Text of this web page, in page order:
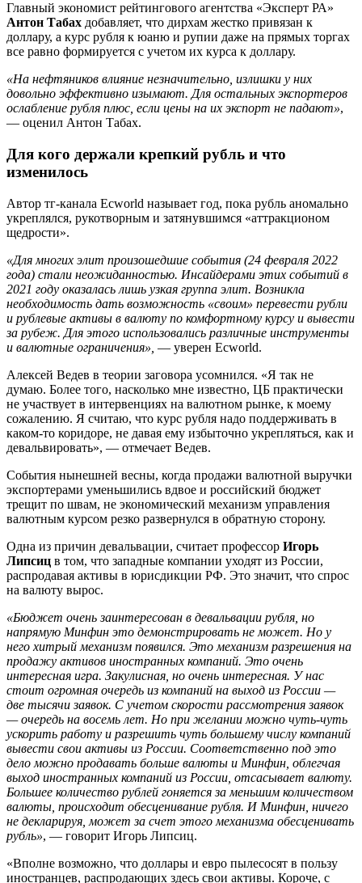
Главный экономист рейтингового агентства «Эксперт РА»
Антон Табах добавляет, что дирхам жестко привязан к
доллару, а курс рубля к юаню и рупии даже на прямых торгах
все равно формируется с учетом их курса к доллару.
«На нефтяников влияние незначительно, излишки у них
довольно эффективно изымают. Для остальных экспортеров
ослабление рубля плюс, если цены на их экспорт не падают»,
— оценил Антон Табах.
Для кого держали крепкий рубль и что
изменилось
Автор тг-канала Ecworld называет год, пока рубль аномально
укреплялся, рукотворным и затянувшимся «аттракционом
щедрости».
«Для многих элит произошедшие события (24 февраля 2022
года) стали неожиданностью. Инсайдерами этих событий в
2021 году оказалась лишь узкая группа элит. Возникла
необходимость дать возможность «своим» перевести рубли
и рублевые активы в валюту по комфортному курсу и вывести
за рубеж. Для этого использовались различные инструменты
и валютные ограничения», — уверен Ecworld.
Алексей Ведев в теории заговора усомнился. «Я так не
думаю. Более того, насколько мне известно, ЦБ практически
не участвует в интервенциях на валютном рынке, к моему
сожалению. Я считаю, что курс рубля надо поддерживать в
каком-то коридоре, не давая ему избыточно укрепляться, как и
девальвировать», — отмечает Ведев.
События нынешней весны, когда продажи валютной выручки
экспортерами уменьшились вдвое и российский бюджет
трещит по швам, не экономический механизм управления
валютным курсом резко развернулся в обратную сторону.
Одна из причин девальвации, считает профессор Игорь
Липсиц в том, что западные компании уходят из России,
распродавая активы в юрисдикции РФ. Это значит, что спрос
на валюту вырос.
«Бюджет очень заинтересован в девальвации рубля, но
напрямую Минфин это демонстрировать не может. Но у
него хитрый механизм появился. Это механизм разрешения на
продажу активов иностранных компаний. Это очень
интересная игра. Закулисная, но очень интересная. У нас
стоит огромная очередь из компаний на выход из России —
две тысячи заявок. С учетом скорости рассмотрения заявок
— очередь на восемь лет. Но при желании можно чуть-чуть
ускорить работу и разрешить чуть большему числу компаний
вывести свои активы из России. Соответственно под это
дело можно продавать больше валюты и Минфин, облегчая
выход иностранных компаний из России, отсасывает валюту.
Большее количество рублей гоняется за меньшим количеством
валюты, происходит обесценивание рубля. И Минфин, ничего
не декларируя, может за счет этого механизма обесценивать
рубль», — говорит Игорь Липсиц.
«Вполне возможно, что доллары и евро пылесосят в пользу
иностранцев, распродающих здесь свои активы. Короче, с